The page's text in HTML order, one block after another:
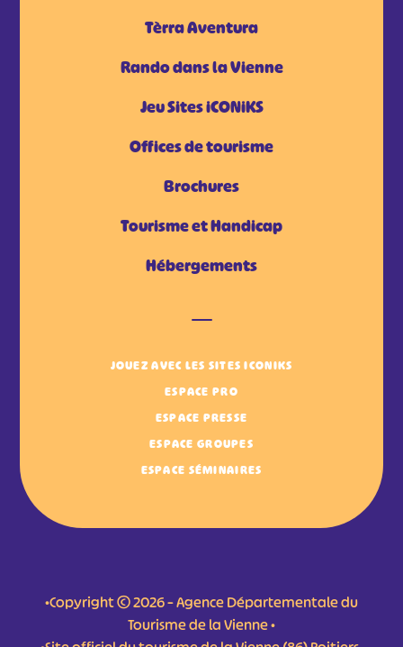
Tèrra Aventura
Rando dans la Vienne
Jeu Sites iCONiKS
Offices de tourisme
Brochures
Tourisme et Handicap
Hébergements
JOUEZ AVEC LES SITES ICONIKS
ESPACE PRO
ESPACE PRESSE
ESPACE GROUPES
ESPACE SÉMINAIRES
•Copyright © 2026 – Agence Départementale du
Tourisme de la Vienne •